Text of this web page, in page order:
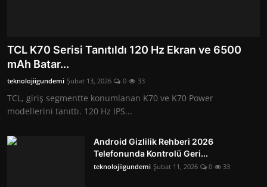
TCL K70 Serisi Tanıtıldı 120 Hz Ekran ve 6500
mAh Batar...
teknolojiigundemi Şubat 13, 2026 0 33
TCL, giriş segmentte konumlanan K70 ve K70 Power
modellerini tanıttı. 120 Hz IPS...
Android Gizlilik Rehberi 2026
Telefonunda Kontrolü Geri...
teknolojiigundemi Şubat 11, 2026 0 33